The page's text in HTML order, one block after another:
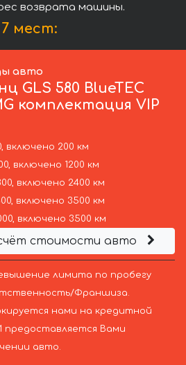
возврата машины.
мест:
авто
GLS 580 BlueTEC
комплектация VIP
включено 200 км
включено 1200 км
включено 2400 км
включено 3500 км
включено 3500 км
стоимости авто
лимита по пробегу
Франшиза.
нами на кредитной
предоставляется Вами
авто.